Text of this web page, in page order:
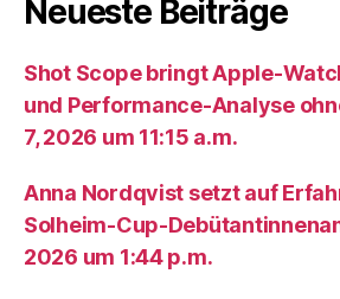
Neueste Beiträge
Shot Scope bringt Apple-
und Performance-Analyse
7, 2026 um 11:15 a.m.
Anna Nordqvist setzt auf
Solheim-Cup-
2026 um 1:44 p.m.